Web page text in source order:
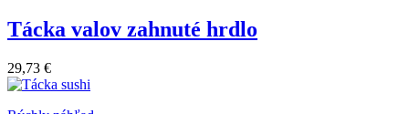
Tácka valov zahnuté hrdlo
29,73 €